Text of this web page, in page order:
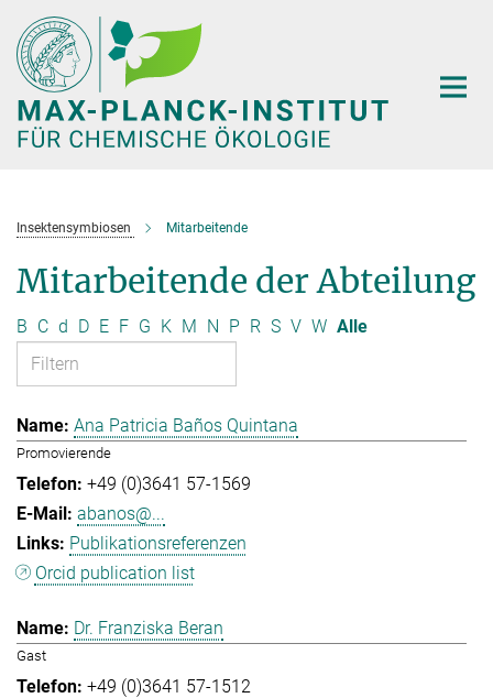
Hauptinhalt
Insektensymbiosen Mitarbeitende
Mitarbeitende der Abteilung
B C d D E F G K M N P R S V W Alle
Ana Patricia Baños Quintana
Promovierende
+49 (0)3641 57-1569
abanos@...
Publikationsreferenzen
Orcid publication list
Dr. Franziska Beran
Gast
+49 (0)3641 57-1512